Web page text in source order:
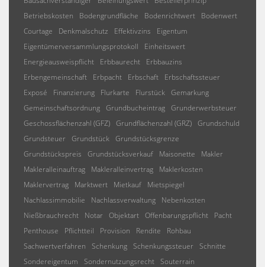
Betriebskosten
Bodengrundfläche Bodenrichtwert
Bodenwert
Courtage
Denkmalschutz Effektivzins
Eigentum
Eigentümerversammlungsprotokoll
Einheitswert
Energieausweispflicht
Erbbaurecht
Erbbauzins
Erbengemeinschaft
Erbpacht Erbschaft
Erbschaftssteuer
Exposé
Finanzierung Flurkarte Flurstück Gemarkung
Gemeinschaftsordnung Grundbucheintrag Grunderwerbsteuer
Geschossflächenzahl (GFZ) Grundflächenzahl (GRZ) Grundschuld
Grundsteuer Grundstück Grundstücksgrenze
Grundstückspreis
Grundstücksverkauf Maisonette
Makler
Makleralleinauftrag
Makleralleinvertrag
Maklerkosten
Maklervertrag
Marktwert Mietkauf
Mietspiegel
Nachlassimmobilie
Nachlassverwaltung
Nebenkosten
Nießbrauchrecht
Notar Objektart Offenbarungspflicht
Pacht
Penthouse
Pflichtteil Provision Rendite
Rohbau
Sachwertverfahren
Schenkung Schenkungssteuer
Schnitte
Sondereigentum
Sondernutzungsrecht
Souterrain